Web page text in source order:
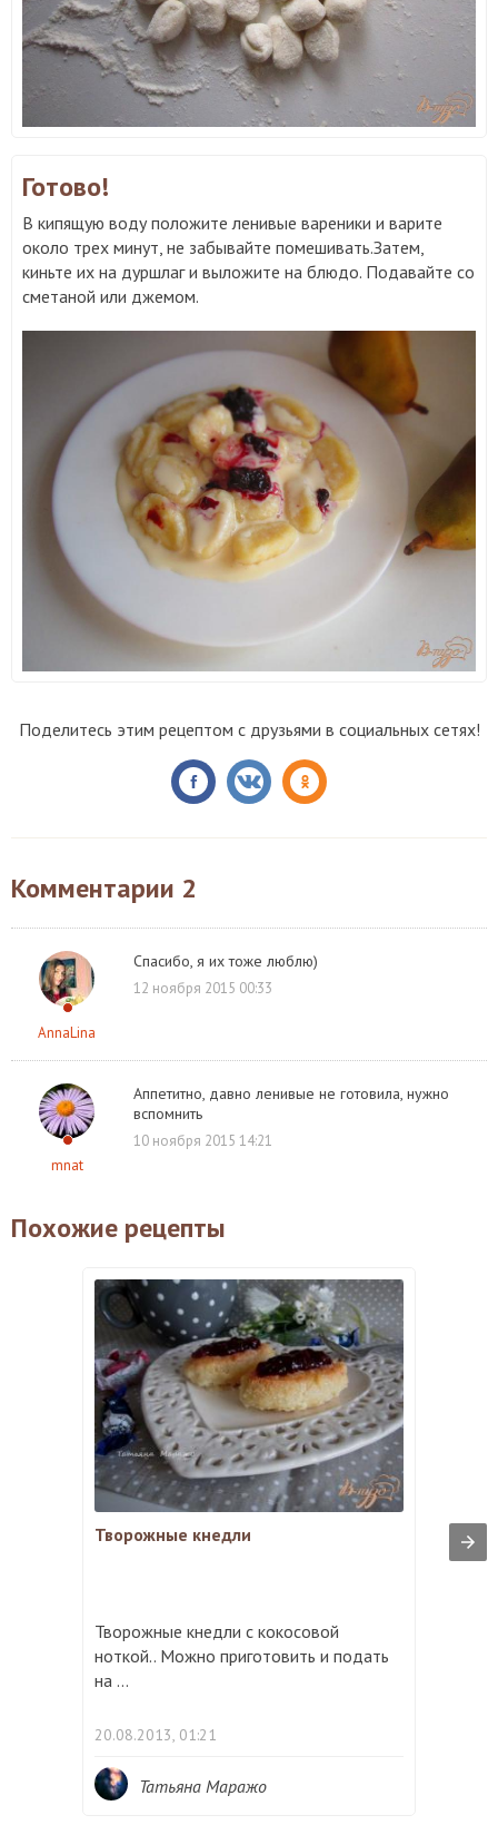
Готово!
В кипящую воду положите ленивые вареники и варите
около трех минут, не забывайте помешивать.Затем,
киньте их на дуршлаг и выложите на блюдо. Подавайте со
сметаной или джемом.
Поделитесь этим рецептом с друзьями в социальных сетях!
Комментарии 2
AnnaLina
Спасибо, я их тоже люблю)
12 ноября 2015 00:33
mnat
Аппетитно, давно ленивые не готовила, нужно
вспомнить
10 ноября 2015 14:21
Похожие рецепты
Творожные кнедли
Творожные кнедли с кокосовой
ноткой.. Можно приготовить и подать
на ...
20.08.2013, 01:21
Татьяна Маражо